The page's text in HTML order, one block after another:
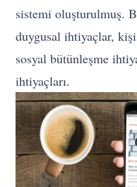
sistemi oluşturulmuş.
duygusal ihtiyaçlar,
sosyal bütünleşme
ihtiyaçları.